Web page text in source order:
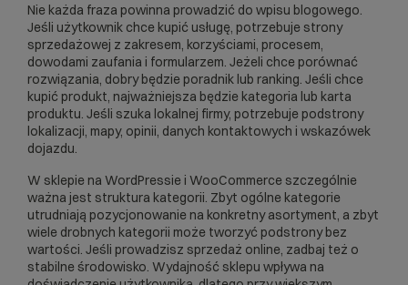
Nie każda fraza powinna prowadzić do wpisu blogowego.
Jeśli użytkownik chce kupić usługę, potrzebuje strony
sprzedażowej z zakresem, korzyściami, procesem,
dowodami zaufania i formularzem. Jeżeli chce porównać
rozwiązania, dobry będzie poradnik lub ranking. Jeśli chce
kupić produkt, najważniejsza będzie kategoria lub karta
produktu. Jeśli szuka lokalnej firmy, potrzebuje podstrony
lokalizacji, mapy, opinii, danych kontaktowych i wskazówek
dojazdu.
W sklepie na WordPressie i WooCommerce szczególnie
ważna jest struktura kategorii. Zbyt ogólne kategorie
utrudniają pozycjonowanie na konkretny asortyment, a zbyt
wiele drobnych kategorii może tworzyć podstrony bez
wartości. Jeśli prowadzisz sprzedaż online, zadbaj też o
stabilne środowisko. Wydajność sklepu wpływa na